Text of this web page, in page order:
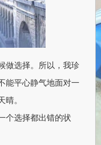
做选择。所以，我珍
能平心静气地面对一
晴。
个选择都出错的状